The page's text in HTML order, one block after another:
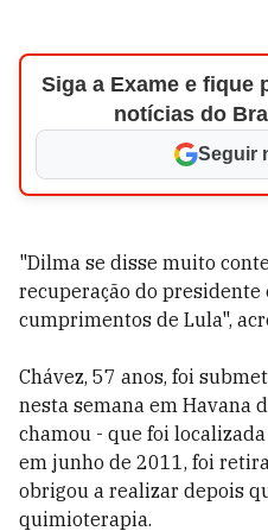
Siga a Exame e fique
notícias do
Seguir
"Dilma se disse muito
recuperação do
cumprimentos de Lula",
Chávez, 57 anos, foi
nesta semana em Havana
chamou - que foi
em junho de 2011, foi
obrigou a realizar depois
quimioterapia.